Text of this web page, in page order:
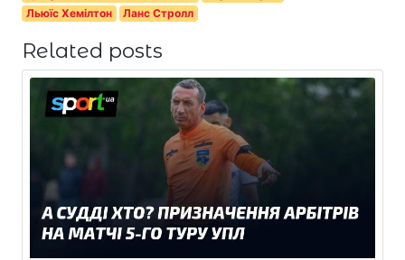
Льюїс Хемілтон
Ланс Стролл
Related posts